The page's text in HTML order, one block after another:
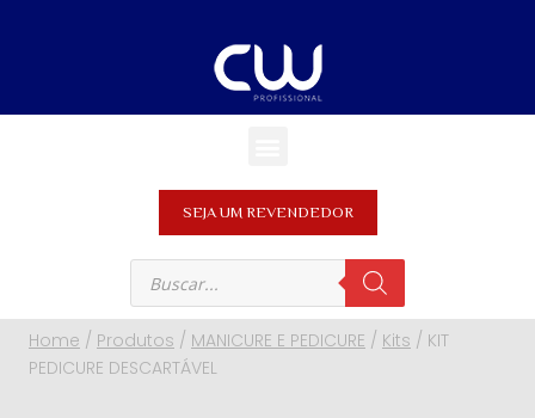
SEJA UM REVENDEDOR
Home / Produtos / MANICURE E PEDICURE / Kits / KIT
PEDICURE DESCARTÁVEL